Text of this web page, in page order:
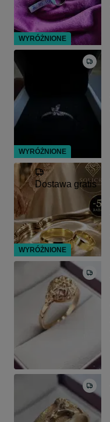
Dostawa gratis
WYRÓŻNIONE
WYRÓŻNIONE
WYRÓŻNIONE